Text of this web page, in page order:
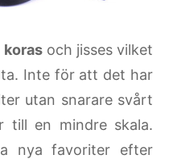
och jisses vilket
Inte för att det har
utan snarare svårt
till en mindre skala.
nya favoriter efter